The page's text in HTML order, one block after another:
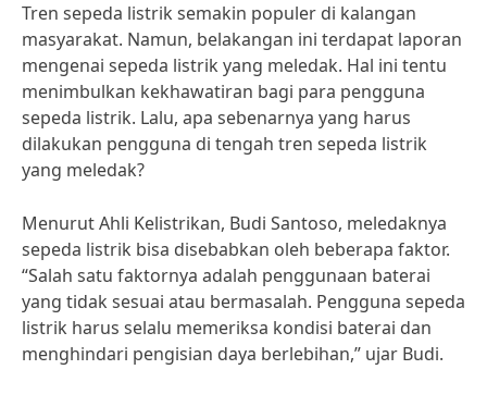
Tren sepeda listrik semakin populer di kalangan
masyarakat. Namun, belakangan ini terdapat laporan
mengenai sepeda listrik yang meledak. Hal ini tentu
menimbulkan kekhawatiran bagi para pengguna
sepeda listrik. Lalu, apa sebenarnya yang harus
dilakukan pengguna di tengah tren sepeda listrik
yang meledak?
Menurut Ahli Kelistrikan, Budi Santoso, meledaknya
sepeda listrik bisa disebabkan oleh beberapa faktor.
“Salah satu faktornya adalah penggunaan baterai
yang tidak sesuai atau bermasalah. Pengguna sepeda
listrik harus selalu memeriksa kondisi baterai dan
menghindari pengisian daya berlebihan,” ujar Budi.